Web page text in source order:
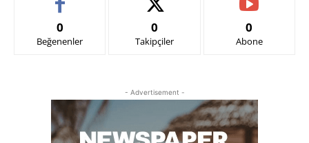
0
Beğenenler
0
Takipçiler
0
Abone
- Advertisement -